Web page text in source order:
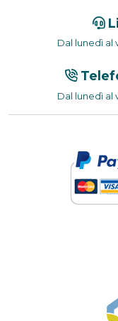
Dal lunedì al
Dal lunedì al